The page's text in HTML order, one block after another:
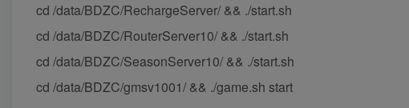
cd /data/BDZC/RechargeServer/ && ./start.sh
cd /data/BDZC/RouterServer10/ && ./start.sh
cd /data/BDZC/SeasonServer10/ && ./start.sh
cd /data/BDZC/gmsv1001/ && ./game.sh start